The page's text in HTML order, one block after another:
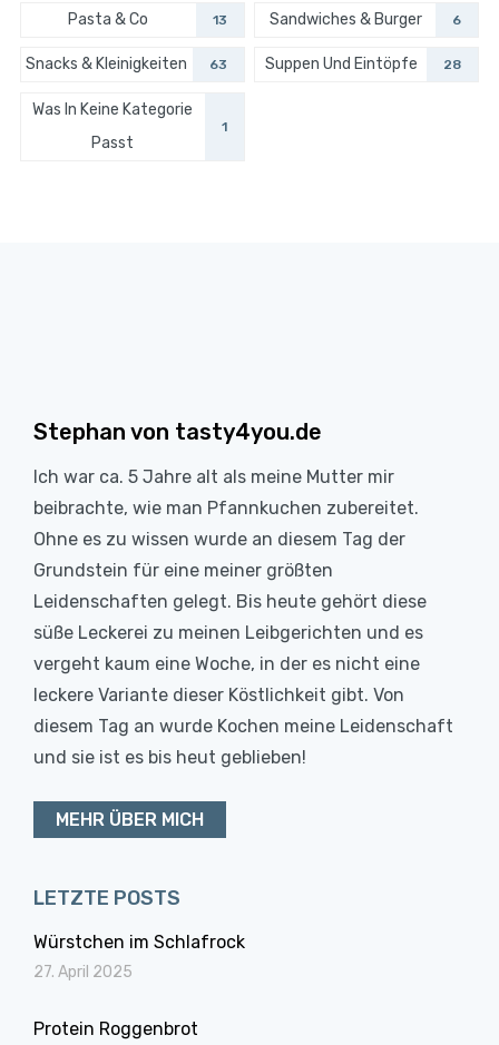
Pasta & Co 13 Sandwiches & Burger 6
Snacks & Kleinigkeiten 63 Suppen Und Eintöpfe 28
Was In Keine Kategorie
Passt
1
Stephan von tasty4you.de
Ich war ca. 5 Jahre alt als meine Mutter mir
beibrachte, wie man Pfannkuchen zubereitet.
Ohne es zu wissen wurde an diesem Tag der
Grundstein für eine meiner größten
Leidenschaften gelegt. Bis heute gehört diese
süße Leckerei zu meinen Leibgerichten und es
vergeht kaum eine Woche, in der es nicht eine
leckere Variante dieser Köstlichkeit gibt. Von
diesem Tag an wurde Kochen meine Leidenschaft
und sie ist es bis heut geblieben!
MEHR ÜBER MICH
LETZTE POSTS
Würstchen im Schlafrock
27. April 2025
Protein Roggenbrot